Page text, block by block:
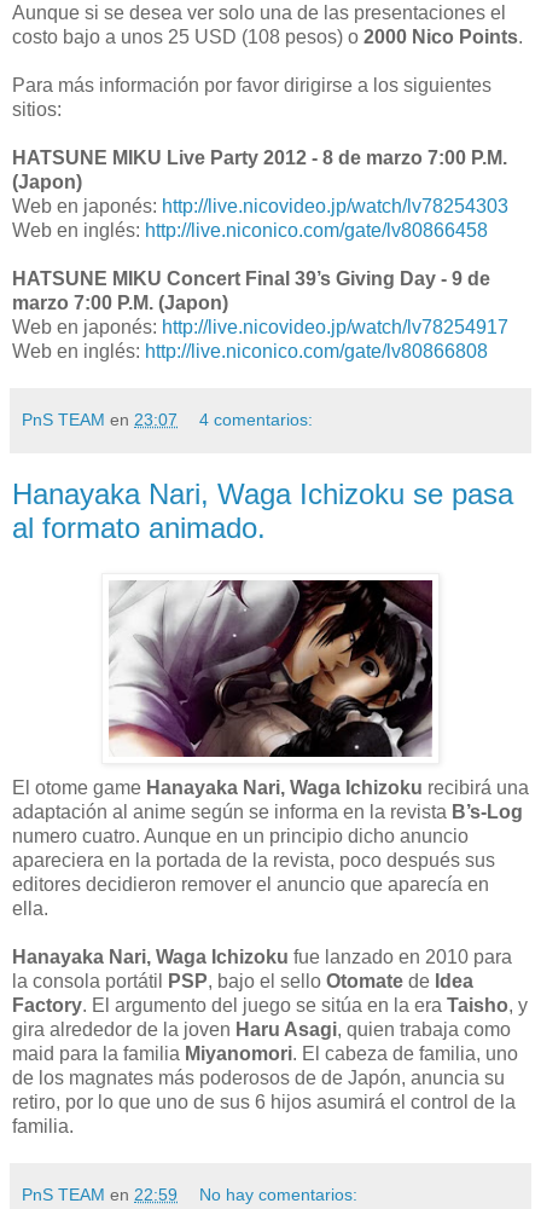
Aunque si se desea ver solo una de las presentaciones el
costo bajo a unos 25 USD (108 pesos) o 2000 Nico Points.
Para más información por favor dirigirse a los siguientes
sitios:
HATSUNE MIKU Live Party 2012 - 8 de marzo 7:00 P.M.
(Japon)
Web en japonés: http://live.nicovideo.jp/watch/lv78254303
Web en inglés: http://live.niconico.com/gate/lv80866458
HATSUNE MIKU Concert Final 39’s Giving Day - 9 de
marzo 7:00 P.M. (Japon)
Web en japonés: http://live.nicovideo.jp/watch/lv78254917
Web en inglés: http://live.niconico.com/gate/lv80866808
PnS TEAM en 23:07 4 comentarios:
Hanayaka Nari, Waga Ichizoku se pasa
al formato animado.
El otome game Hanayaka Nari, Waga Ichizoku recibirá una
adaptación al anime según se informa en la revista B’s-Log
numero cuatro. Aunque en un principio dicho anuncio
apareciera en la portada de la revista, poco después sus
editores decidieron remover el anuncio que aparecía en
ella.
Hanayaka Nari, Waga Ichizoku fue lanzado en 2010 para
la consola portátil
PSP, bajo el sello Otomate de Idea
Factory. El argumento del juego se sitúa en la era Taisho, y
gira alrededor de la joven Haru Asagi, quien trabaja como
maid para la familia Miyanomori. El cabeza de familia, uno
de los magnates más poderosos de de Japón, anuncia su
retiro, por lo que uno de sus 6 hijos asumirá el control de la
familia.
PnS TEAM en 22:59 No hay comentarios: